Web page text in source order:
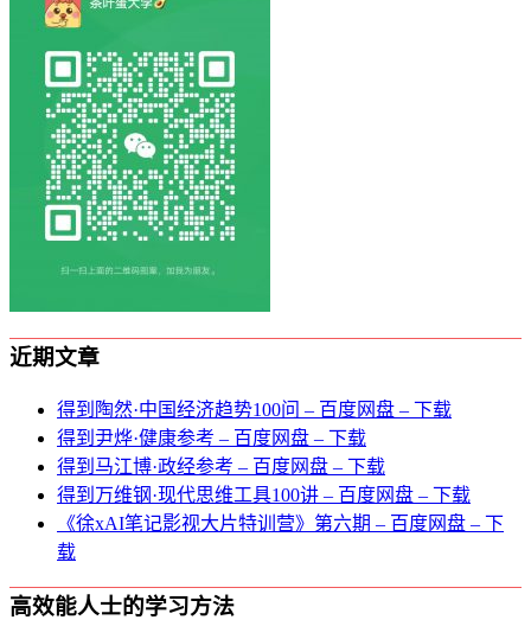
近期文章
得到陶然·中国经济趋势100问 – 百度网盘 – 下载
得到尹烨·健康参考 – 百度网盘 – 下载
得到马江博·政经参考 – 百度网盘 – 下载
得到万维钢·现代思维⼯具100讲 – 百度网盘 – 下载
《徐xAI笔记影视大片特训营》第六期 – 百度网盘 – 下
载
高效能人士的学习方法